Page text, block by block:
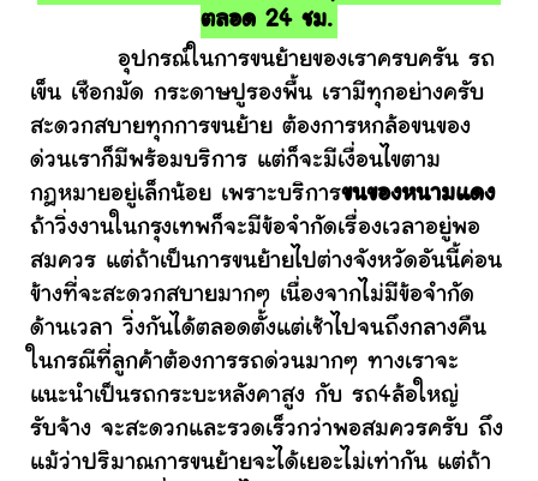
ตลอด 24 ชม.
อุปกรณ์ในการขนย้ายของเราครบครัน รถ
เข็น เชือกมัด กระดาษปูรองพื้น เรามีทุกอย่างครับ
สะดวกสบายทุกการขนย้าย ต้องการหกล้อขนของ
ด่วนเราก็มีพร้อมบริการ แต่ก็จะมีเงื่อนไขตาม
กฎหมายอยู่เล็กน้อย เพราะบริการขนของหนามแดง
ถ้าวิ่งงานในกรุงเทพก็จะมีข้อจำกัดเรื่องเวลาอยู่พอ
สมควร แต่ถ้าเป็นการขนย้ายไปต่างจังหวัดอันนี้ค่อน
ข้างที่จะสะดวกสบายมากๆ เนื่องจากไม่มีข้อจำกัด
ด้านเวลา วิ่งกันได้ตลอดตั้งแต่เช้าไปจนถึงกลางคืน
ในกรณีที่ลูกค้าต้องการรถด่วนมากๆ ทางเราจะ
แนะนำเป็นรถกระบะหลังคาสูง กับ รถ4ล้อใหญ่
รับจ้าง จะสะดวกและรวดเร็วกว่าพอสมควรครับ ถึง
แม้ว่าปริมาณการขนย้ายจะได้เยอะไม่เท่ากัน แต่ถ้า